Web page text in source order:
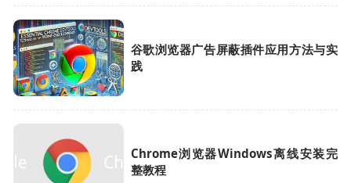
谷歌浏览器广告屏蔽插件应用方法与实
践
Chrome浏览器Windows离线安装完
整教程